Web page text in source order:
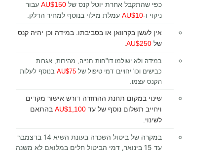
כפי שהתקבל אחרת יוטל קנס של AU$150 עבור
ניקוי ו-AU$10 עמלת מילוי בנוסף למחיר הדלק
אין לעשן בקרוואן או בסביבתו. במידה וכן יהיה קנס
של AU$250
במידה ולא ישולמו דו"חות חנייה, מהירות, אגרות
כבישים וכו' יחוייבו דמי טיפול של AU$75 בנוסף לעלות
הקנס עצמו.
שינוי במקום תחנת ההחזרה דורש אישור מקדים
ויחייב תשלום נוסף של עד AU$1,100 בהתאם
לשינוי
במקרה של ביטול השכרה בעונת השיא 14 בדצמבר
עד 15 בינואר, דמי הביטול חלים במלואם לא משנה